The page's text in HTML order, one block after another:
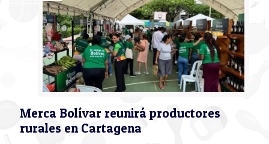
Merca Bolívar reunirá productores
rurales en Cartagena